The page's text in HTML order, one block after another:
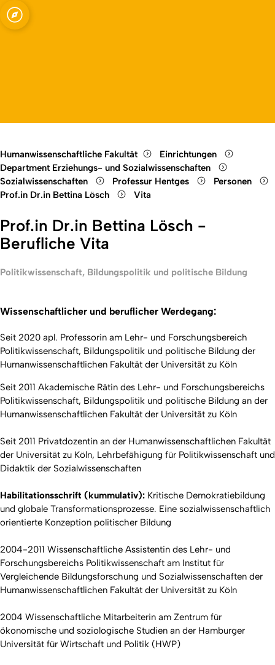
-
und
Open quicklink menu
Humanwissenschaftliche Fakultät
Einrichtungen
Department Erziehungs- und Sozialwissenschaften
Sozialwissenschaften
Professur Hentges
Personen
Prof.in Dr.in Bettina Lösch
Vita
Prof.in Dr.in Bettina Lösch -
Berufliche Vita
Politikwissenschaft, Bildungspolitik und politische Bildung
Wissenschaftlicher und beruflicher Werdegang:
Seit 2020 apl. Professorin am Lehr- und Forschungsbereich
Politikwissenschaft, Bildungspolitik und politische Bildung der
Humanwissenschaftlichen Fakultät der Universität zu Köln
Seit 2011 Akademische Rätin des Lehr- und Forschungsbereichs
Politikwissenschaft, Bildungspolitik und politische Bildung an der
Humanwissenschaftlichen Fakultät der Universität zu Köln
Seit 2011 Privatdozentin an der Humanwissenschaftlichen Fakultät
der Universität zu Köln, Lehrbefähigung für Politikwissenschaft und
Didaktik der Sozialwissenschaften
Habilitationsschrift (kummulativ): Kritische Demokratiebildung
und globale Transformationsprozesse. Eine sozialwissenschaftlich
orientierte Konzeption politischer Bildung
2004-2011 Wissenschaftliche Assistentin des Lehr- und
Forschungsbereichs Politikwissenschaft am Institut für
Vergleichende Bildungsforschung und Sozialwissenschaften der
Humanwissenschaftlichen Fakultät der Universität zu Köln
2004 Wissenschaftliche Mitarbeiterin am Zentrum für
ökonomische und soziologische Studien an der Hamburger
Universität für Wirtschaft und Politik (HWP)